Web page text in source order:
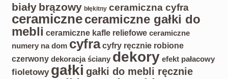
biały brązowy błękitny ceramiczna cyfra
ceramiczne ceramiczne gałki do
mebli ceramiczne kafle reliefowe ceramiczne
numery na dom cyfra cyfry ręcznie robione
czerwony dekoracja ściany dekory efekt pałacowy
fioletowy gałki gałki do mebli ręcznie